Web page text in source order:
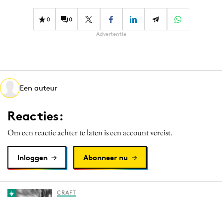
Effectiviteit
Gedragsverandering
Martech
Media
Merkstrategie
PR
Programmatic
Reputatie & crisis
0 0
Advertentie
Een auteur
Reacties:
Om een reactie achter te laten is een account vereist.
Inloggen Abonneer nu
CRAFT